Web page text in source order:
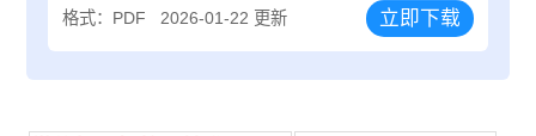
格式：PDF 2026-01-22 更新 立即下载